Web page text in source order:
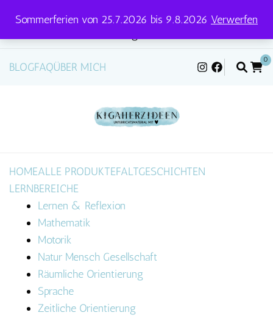
Sommerferien von 25.7.2026 bis 9.8.2026 Verwerfen
Versandtage für Pakete und Briefe: Mittwoch &
BLOGFAQÜBER MICH
0
HOMEALLE PRODUKTEFALTGESCHICHTEN
LERNBEREICHE
Lernen & Reflexion
Mathematik
Motorik
Natur Mensch Gesellschaft
Räumliche Orientierung
Sprache
Zeitliche Orientierung